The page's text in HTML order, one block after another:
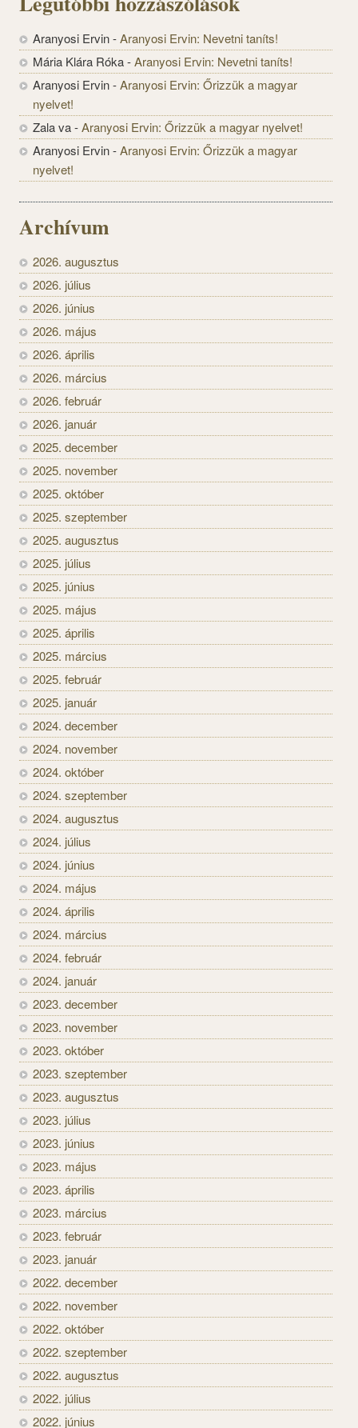
Aranyosi Ervin-Aranyosi Ervin: Nevetni taníts!
Mária Klára Róka-Aranyosi Ervin: Nevetni taníts!
Aranyosi Ervin-Aranyosi Ervin: Őrizzük a magyar
nyelvet!
Zala va-Aranyosi Ervin: Őrizzük a magyar nyelvet!
Aranyosi Ervin-Aranyosi Ervin: Őrizzük a magyar
nyelvet!
Archívum
2026. augusztus
2026. július
2026. június
2026. május
2026. április
2026. március
2026. február
2026. január
2025. december
2025. november
2025. október
2025. szeptember
2025. augusztus
2025. július
2025. június
2025. május
2025. április
2025. március
2025. február
2025. január
2024. december
2024. november
2024. október
2024. szeptember
2024. augusztus
2024. július
2024. június
2024. május
2024. április
2024. március
2024. február
2024. január
2023. december
2023. november
2023. október
2023. szeptember
2023. augusztus
2023. július
2023. június
2023. május
2023. április
2023. március
2023. február
2023. január
2022. december
2022. november
2022. október
2022. szeptember
2022. augusztus
2022. július
2022. június